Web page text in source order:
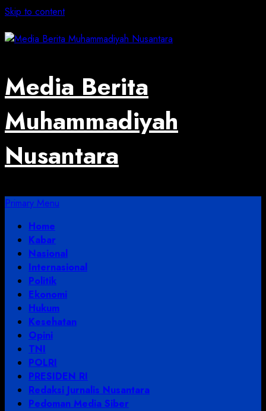
Skip to content
Media Berita
Muhammadiyah
Nusantara
Primary Menu
Home
Kabar
Nasional
Internasional
Politik
Ekonomi
Hukum
Kesehatan
Opini
TNI
POLRI
PRESIDEN RI
Redaksi Jurnalis Nusantara
Pedoman Media Siber